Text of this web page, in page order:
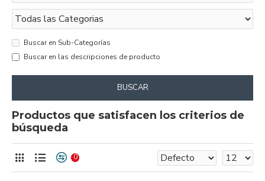
Buscar en Sub-Categorías
Buscar en las descripciones de producto
BUSCAR
Productos que satisfacen los criterios de
búsqueda
0